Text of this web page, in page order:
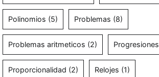
Polinomios (5) Problemas (8)
Problemas aritmeticos (2) Progresiones
Proporcionalidad (2) Relojes (1)